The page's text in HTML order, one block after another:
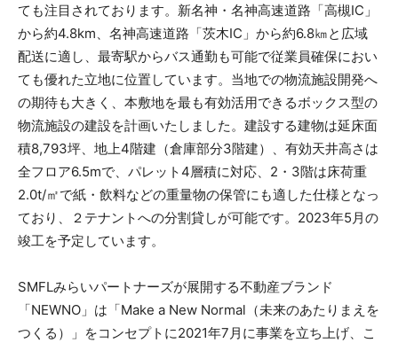
ても注目されております。新名神・名神高速道路「高槻IC」
から約4.8km、名神高速道路「茨木IC」から約6.8㎞と広域
配送に適し、最寄駅からバス通勤も可能で従業員確保におい
ても優れた立地に位置しています。当地での物流施設開発へ
の期待も大きく、本敷地を最も有効活用できるボックス型の
物流施設の建設を計画いたしました。建設する建物は延床面
積8,793坪、地上4階建（倉庫部分3階建）、有効天井高さは
全フロア6.5mで、パレット4層積に対応、2・3階は床荷重
2.0t/㎡で紙・飲料などの重量物の保管にも適した仕様となっ
ており、２テナントへの分割貸しが可能です。2023年5月の
竣工を予定しています。
SMFLみらいパートナーズが展開する不動産ブランド
「NEWNO」は「Make a New Normal（未来のあたりまえを
つくる）」をコンセプトに2021年7月に事業を立ち上げ、こ